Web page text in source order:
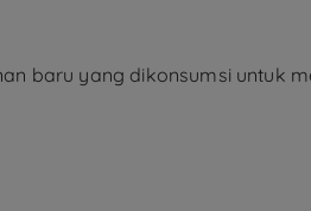
baru yang dikonsumsi untuk